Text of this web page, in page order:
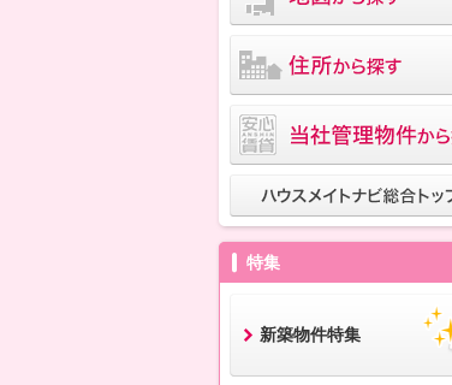
特集
新築物件特集